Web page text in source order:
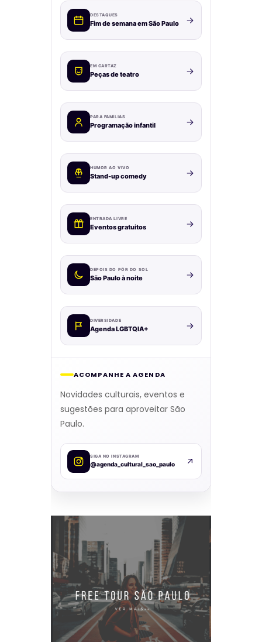
DESTAQUES
Fim de semana em São Paulo
EM CARTAZ
Peças de teatro
PARA FAMÍLIAS
Programação infantil
HUMOR AO VIVO
Stand-up comedy
ENTRADA LIVRE
Eventos gratuitos
DEPOIS DO PÔR DO SOL
São Paulo à noite
DIVERSIDADE
Agenda LGBTQIA+
ACOMPANHE A AGENDA
Novidades culturais, eventos e
sugestões para aproveitar São
Paulo.
SIGA NO INSTAGRAM
@agenda_cultural_sao_paulo